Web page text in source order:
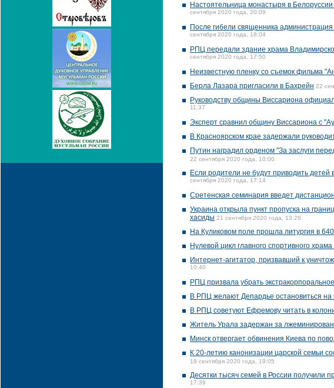
Настоятельница монастыря в
сентября 2020 года, 20:09
После гибели священника
сентября 2020 года, 18:04
РПЦ передали здание храма
сентября 2020 года, 17:50
Неизвестную пленку со съемок фильма
Берла Лазара пригласили в Бахрейн 22
Руководству общины Виссариона
11:37
Эксперт сравнил общину Виссариона с
В Красноярском крае задержали
Путин наградил орденом "За заслуги
22 сентября 2020 года, 10:00
Если родители не будут приводить
сентября 2020 года, 17:14
Сретенская семинария введет
Украина открыла пункт пропуска на
хасиды 21 сентября 2020 года, 13:26
На Куликовом поле прошла литургия в
Нулевой цикл главного спортивного
Интернет-агитатор, призвавший к
10:40
РПЦ призвала убрать
В РПЦ желают Депардье остановиться на
В РПЦ советуют Ефремову читать в
Житель Урала задержан за
Минск отвергает обвинения Киева по
К 20-летию канонизации царской семьи
18 сентября 2020 года, 19:05
Десятки тысяч семей в России получили
17:39